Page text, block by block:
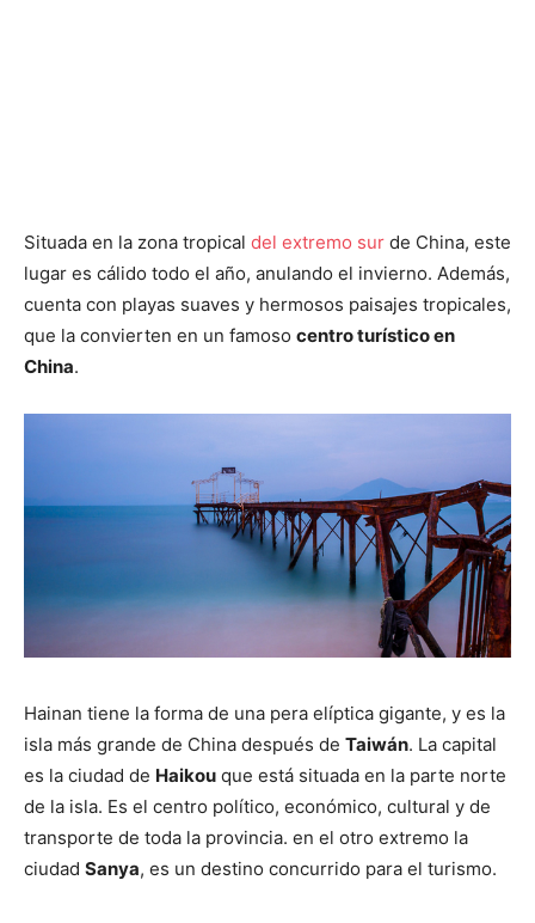
Situada en la zona tropical del extremo sur de China, este
lugar es cálido todo el año, anulando el invierno. Además,
cuenta con playas suaves y hermosos paisajes tropicales,
que la convierten en un famoso centro turístico en
China.
Hainan tiene la forma de una pera elíptica gigante, y es la
isla más grande de China después de Taiwán. La capital
es la ciudad de Haikou que está situada en la parte norte
de la isla. Es el centro político, económico, cultural y de
transporte de toda la provincia. en el otro extremo la
ciudad Sanya, es un destino concurrido para el turismo.